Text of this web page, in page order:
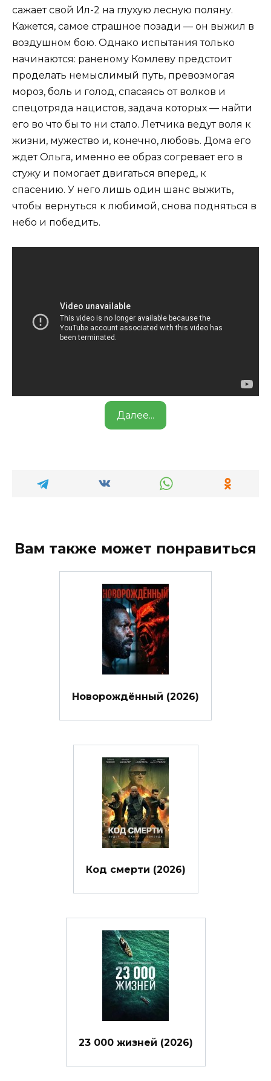
сажает свой Ил-2 на глухую лесную поляну.
Кажется, самое страшное позади — он выжил в
воздушном бою. Однако испытания только
начинаются: раненому Комлеву предстоит
проделать немыслимый путь, превозмогая
мороз, боль и голод, спасаясь от волков и
спецотряда нацистов, задача которых — найти
его во что бы то ни стало. Летчика ведут воля к
жизни, мужество и, конечно, любовь. Дома его
ждет Ольга, именно ее образ согревает его в
стужу и помогает двигаться вперед, к
спасению. У него лишь один шанс выжить,
чтобы вернуться к любимой, снова подняться в
небо и победить.
Далее...
Вам также может понравиться
Новорождённый (2026)
Код смерти (2026)
23 000 жизней (2026)